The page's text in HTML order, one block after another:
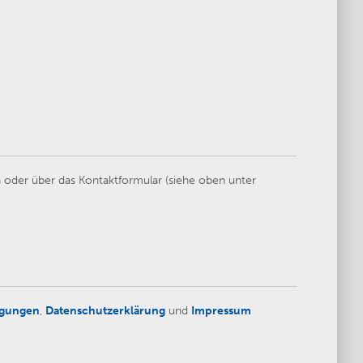
über das Kontaktformular (siehe oben unter
, Datenschutzerklärung und Impressum